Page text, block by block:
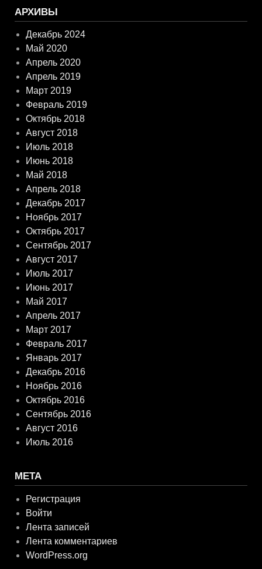
АРХИВЫ
Декабрь 2024
Май 2020
Апрель 2020
Апрель 2019
Март 2019
Февраль 2019
Октябрь 2018
Август 2018
Июль 2018
Июнь 2018
Май 2018
Апрель 2018
Декабрь 2017
Ноябрь 2017
Октябрь 2017
Сентябрь 2017
Август 2017
Июль 2017
Июнь 2017
Май 2017
Апрель 2017
Март 2017
Февраль 2017
Январь 2017
Декабрь 2016
Ноябрь 2016
Октябрь 2016
Сентябрь 2016
Август 2016
Июль 2016
МЕТА
Регистрация
Войти
Лента записей
Лента комментариев
WordPress.org